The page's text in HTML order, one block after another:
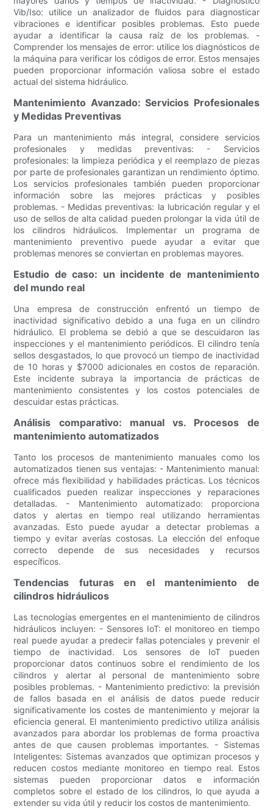
Vib/Iso: utilice un analizador de fluidos para diagnosticar
vibraciones e identificar posibles problemas. Esto puede
ayudar a identificar la causa raíz de los problemas. -
Comprender los mensajes de error: utilice los diagnósticos de
la máquina para verificar los códigos de error. Estos mensajes
pueden proporcionar información valiosa sobre el estado
actual del sistema hidráulico.
Mantenimiento Avanzado: Servicios Profesionales
y Medidas Preventivas
Para un mantenimiento más integral, considere servicios
profesionales y medidas preventivas: - Servicios
profesionales: la limpieza periódica y el reemplazo de piezas
por parte de profesionales garantizan un rendimiento óptimo.
Los servicios profesionales también pueden proporcionar
información sobre las mejores prácticas y posibles
problemas. - Medidas preventivas: la lubricación regular y el
uso de sellos de alta calidad pueden prolongar la vida útil de
los cilindros hidráulicos. Implementar un programa de
mantenimiento preventivo puede ayudar a evitar que
problemas menores se conviertan en problemas mayores.
Estudio de caso: un incidente de mantenimiento
del mundo real
Una empresa de construcción enfrentó un tiempo de
inactividad significativo debido a una fuga en un cilindro
hidráulico. El problema se debió a que se descuidaron las
inspecciones y el mantenimiento periódicos. El cilindro tenía
sellos desgastados, lo que provocó un tiempo de inactividad
de 10 horas y $7000 adicionales en costos de reparación.
Este incidente subraya la importancia de prácticas de
mantenimiento consistentes y los costos potenciales de
descuidar estas prácticas.
Análisis comparativo: manual vs. Procesos de
mantenimiento automatizados
Tanto los procesos de mantenimiento manuales como los
automatizados tienen sus ventajas: - Mantenimiento manual:
ofrece más flexibilidad y habilidades prácticas. Los técnicos
cualificados pueden realizar inspecciones y reparaciones
detalladas. - Mantenimiento automatizado: proporciona
datos y alertas en tiempo real utilizando herramientas
avanzadas. Esto puede ayudar a detectar problemas a
tiempo y evitar averías costosas. La elección del enfoque
correcto depende de sus necesidades y recursos
específicos.
Tendencias futuras en el mantenimiento de
cilindros hidráulicos
Las tecnologías emergentes en el mantenimiento de cilindros
hidráulicos incluyen: - Sensores IoT: el monitoreo en tiempo
real puede ayudar a predecir fallas potenciales y prevenir el
tiempo de inactividad. Los sensores de IoT pueden
proporcionar datos continuos sobre el rendimiento de los
cilindros y alertar al personal de mantenimiento sobre
posibles problemas. - Mantenimiento predictivo: la previsión
de fallos basada en el análisis de datos puede reducir
significativamente los costes de mantenimiento y mejorar la
eficiencia general. El mantenimiento predictivo utiliza análisis
avanzados para abordar los problemas de forma proactiva
antes de que causen problemas importantes. - Sistemas
Inteligentes: Sistemas avanzados que optimizan procesos y
reducen costos mediante monitoreo en tiempo real. Estos
sistemas pueden proporcionar datos e información
completos sobre el estado de los cilindros, lo que ayuda a
extender su vida útil y reducir los costos de mantenimiento.